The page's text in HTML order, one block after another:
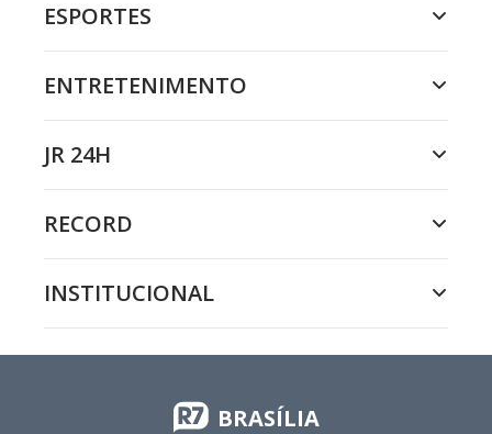
ESPORTES
ENTRETENIMENTO
JR 24H
RECORD
INSTITUCIONAL
BRASÍLIA